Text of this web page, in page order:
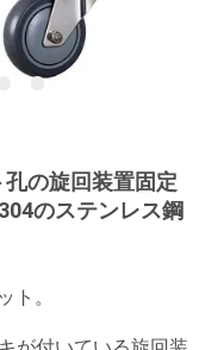
の旋回装置固定
のステンレス鋼
ト。